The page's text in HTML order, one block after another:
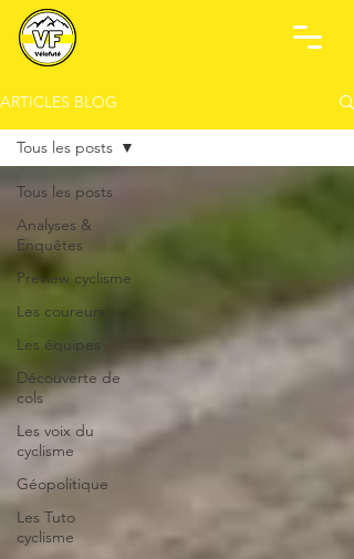
ARTICLES BLOG
Tous les posts
Analyses &
Enquêtes
Preview cyclisme
Les coureurs
Les équipes
Découverte de
cols
Les voix du
cyclisme
Géopolitique
Les Tuto
cyclisme
Tous les posts